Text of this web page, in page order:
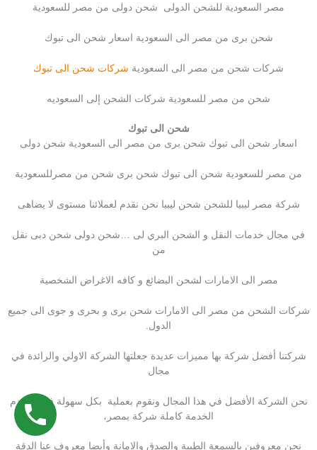
مصر السعودية للشحن الدولى شحن دولى من مصر للسعودية
شحن برى من مصر الى السعودية اسعار شحن الى تبوك
شركات شحن من مصر الى السعودية شركات شحن الى تبوك
شحن من مصر للسعودية شركات الشحن إلى السعوديه
شحن الى تبوك
اسعار شحن الى تبوك شحن برى من مصر الى السعودية شحن دولى
من مصر للسعودية شحن الى تبوك شحن برى شحن من مصرللسعودية
شركة مصر ليبيا للشحن شحن ليبيا نحن نقدم لعملائنا مستوى لا يضاهى
في مجال خدمات النقل و الشحن البري لى …شحن دولى شحن دبى نقل
من
مصر الى الامارات لشحن البضائع و كافه الاغراض الشخصية
شركات الشحن من مصر الى الامارات شحن برى و بحرى و جوى الى جميع
الدول.
شركتنا أفضل شركة بها مميزات عديدة جعلتها الشركة الاولي والرائدة في
مجال
نحن الشركة الأفضل في هذا المجال ونقوم بعملية بكل سهولة فنحن نقدم
الخدمة كاملة شركة بمصر،
نحن معروفين بالسمعة الطيبة والصدق والامانة وأيضا معروف عنا الدقة